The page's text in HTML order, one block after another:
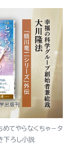
てやらなくちゃ－タ
下ろし小説